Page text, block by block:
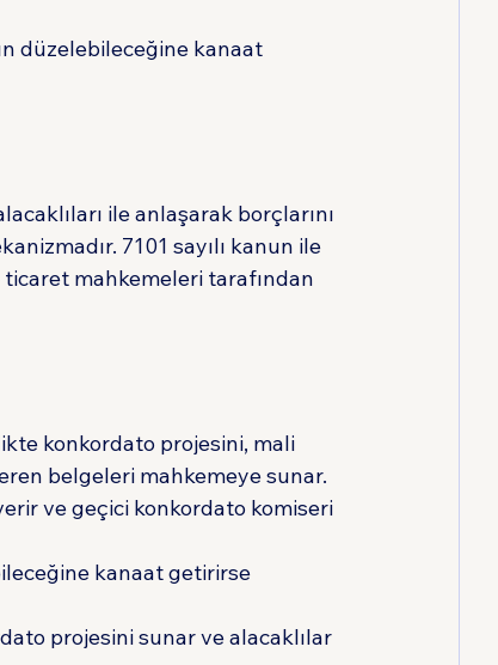
düzelebileceğine kanaat
ile anlaşarak borçlarını
7101 sayılı kanun ile
mahkemeleri tarafından
konkordato projesini, mali
belgeleri mahkemeye sunar.
ve geçici konkordato komiseri
kanaat getirirse
projesini sunar ve alacaklılar